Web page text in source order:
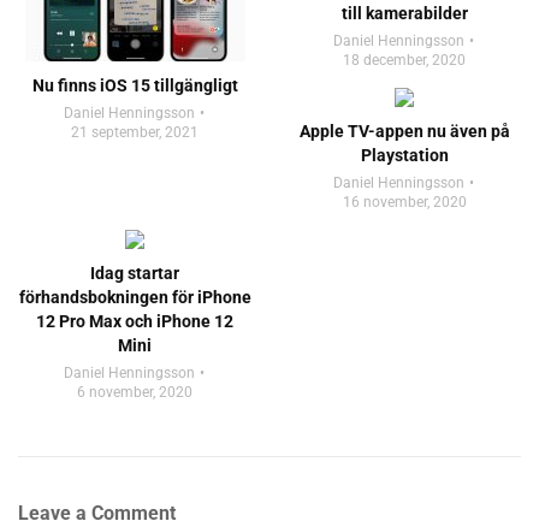
Nu finns iOS 15 tillgängligt
Daniel Henningsson
21 september, 2021
till kamerabilder
Daniel Henningsson
18 december, 2020
Apple TV-appen nu även på
Playstation
Daniel Henningsson
16 november, 2020
Idag startar
förhandsbokningen för iPhone
12 Pro Max och iPhone 12
Mini
Daniel Henningsson
6 november, 2020
Leave a Comment